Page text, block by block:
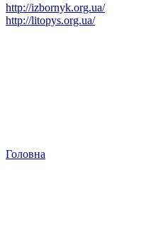
http://izbornyk.org.ua/
http://litopys.org.ua/
Головна